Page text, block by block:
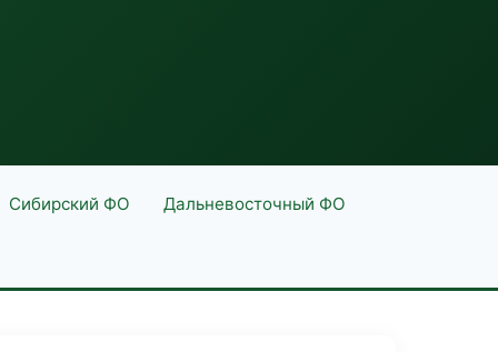
Сибирский ФО Дальневосточный ФО